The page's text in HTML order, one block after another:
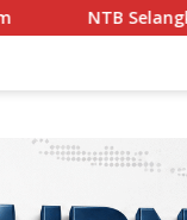
Lagi Terapkan